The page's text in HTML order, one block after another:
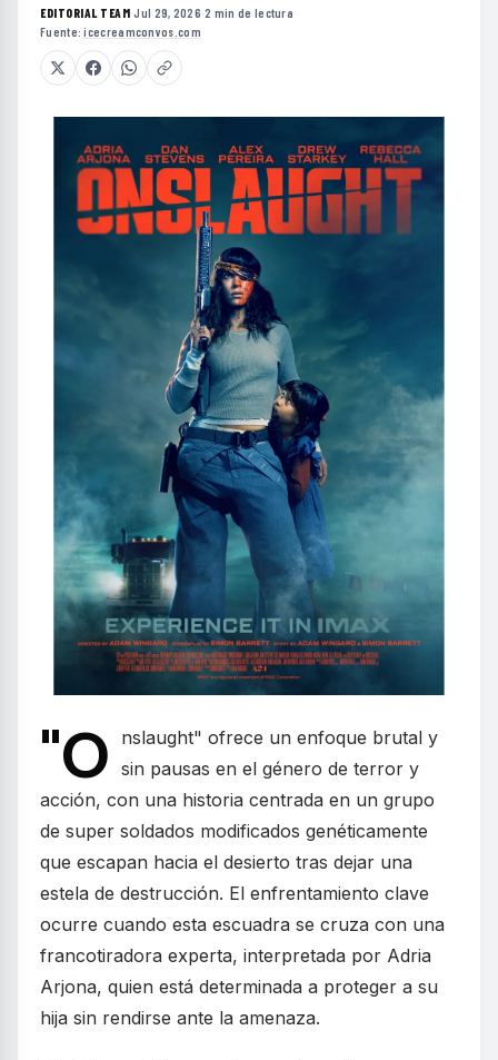
EDITORIAL TEAM·Jul 29, 2026·2 min de lectura·
Fuente:icecreamconvos.com
"O
nslaught" ofrece un enfoque brutal y
sin pausas en el género de terror y
acción, con una historia centrada en un grupo
de super soldados modificados genéticamente
que escapan hacia el desierto tras dejar una
estela de destrucción. El enfrentamiento clave
ocurre cuando esta escuadra se cruza con una
francotiradora experta, interpretada por Adria
Arjona, quien está determinada a proteger a su
hija sin rendirse ante la amenaza.